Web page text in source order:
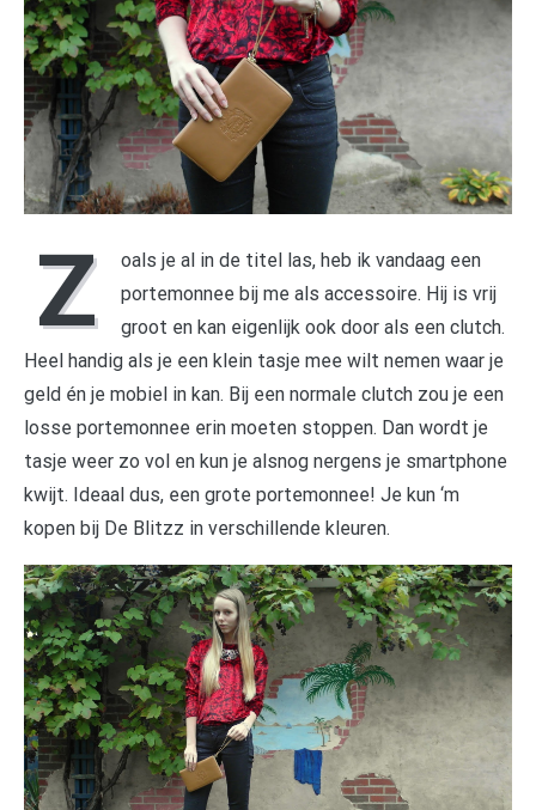
Z
oals je al in de titel las, heb ik vandaag een
portemonnee bij me als accessoire. Hij is vrij
groot en kan eigenlijk ook door als een clutch.
Heel handig als je een klein tasje mee wilt nemen waar je
geld én je mobiel in kan. Bij een normale clutch zou je een
losse portemonnee erin moeten stoppen. Dan wordt je
tasje weer zo vol en kun je alsnog nergens je smartphone
kwijt. Ideaal dus, een grote portemonnee! Je kun ‘m
kopen bij De Blitzz in verschillende kleuren.